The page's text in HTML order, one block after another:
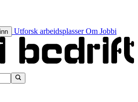
Utforsk arbeidsplasserOm Jobbi